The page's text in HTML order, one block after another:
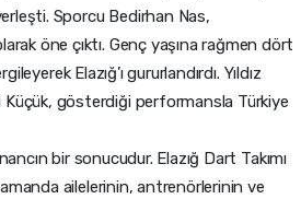
Sporcu Bedirhan Nas,
öne çıktı. Genç yaşına rağmen dört
Elazığ’ı gururlandırdı. Yıldız
gösterdiği performansla Türkiye
bir sonucudur. Elazığ Dart Takımı
ailelerinin, antrenörlerinin ve